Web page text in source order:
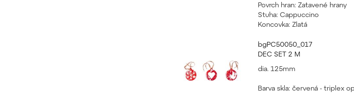
Povrch hran: Zatavené hrany
Stuha: Cappuccino
Koncovka: Zlatá
bgPC50050_017
DEC SET 2 M
dia. 125mm
Barva skla: červená - triplex